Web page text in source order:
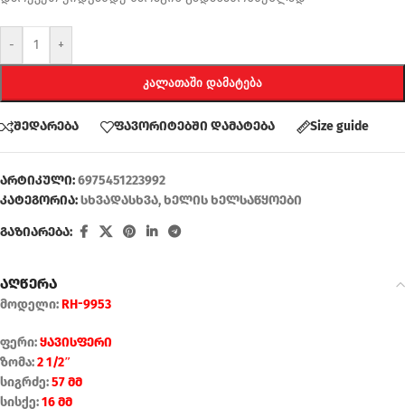
- +
ᲙᲐᲚᲐᲗᲐᲨᲘ ᲓᲐᲛᲐᲢᲔᲑᲐ
შედარება ფავორიტებში დამატება Size guide
არტიკული:6975451223992
კატეგორია:სხვადასხვა,ხელის ხელსაწყოები
გაზიარება:
აღწერა
მოდელი:RH-9953
ფერი:ყავისფერი
ზომა:2 1/2″
სიგრძე:57 მმ
სისქე:16 მმ